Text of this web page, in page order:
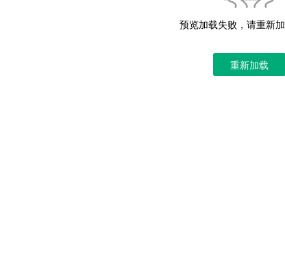
预览加载失败，请重新
重新加载